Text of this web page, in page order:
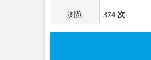
浏览 374 次